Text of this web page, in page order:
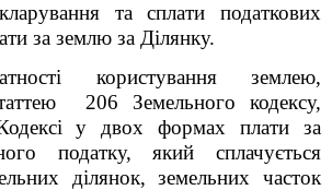
та сплати податкових
за землю за Ділянку.
користування землею,
206
Земельного кодексу,
у двох формах плати за
податку, який сплачується
ділянок, земельних часток